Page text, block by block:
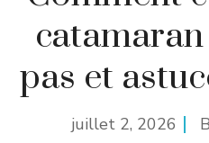
pas et
juillet 2, 2026